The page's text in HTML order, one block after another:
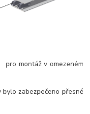
pro montáž v omezeném
zabezpečeno přesné